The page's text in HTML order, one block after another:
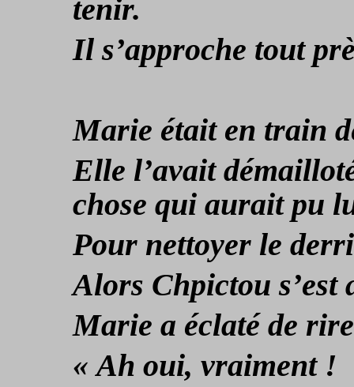
tenir.
Il s’approche tout
Marie était en train
Elle l’avait
chose qui aurait pu
Pour nettoyer le
Alors Chpictou s’est
Marie a éclaté de
« Ah oui, vraiment !